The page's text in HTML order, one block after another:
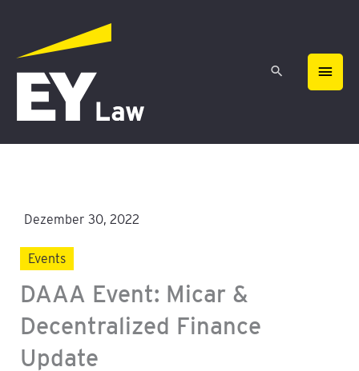
springen
Dezember 30, 2022
Events
DAAA Event: Micar &
Decentralized Finance
Update